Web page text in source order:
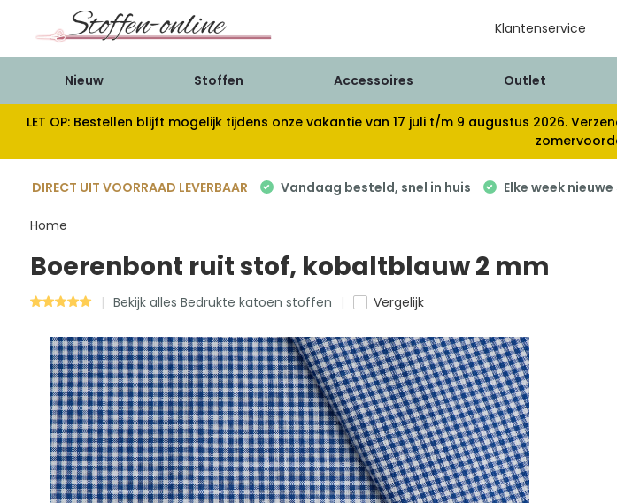
Klantenservice
Nieuw Stoffen Accessoires Outlet
LET OP: Bestellen blijft mogelijk tijdens onze vakantie van 17 juli t/m 9 augustus 2026.
DIRECT UIT VOORRAAD LEVERBAAR Vandaag besteld, snel in huis Elke week
Home
Boerenbont ruit stof, kobaltblauw 2 mm
Bekijk alles Bedrukte katoen stoffen Vergelijk